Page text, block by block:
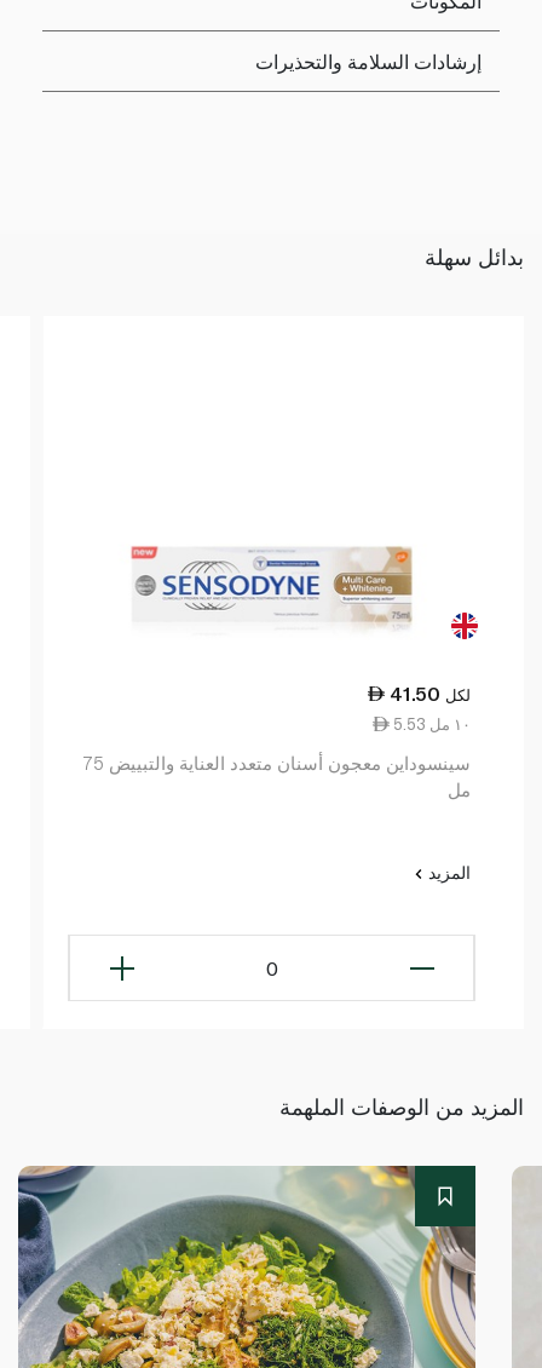
إرشادات السلامة والتحذيرات
بدائل سهلة
41.50 لكل
5.53 ١٠ مل
سينسوداين معجون أسنان متعدد العناية والتبييض 75
مل
المزيد
0
المزيد من الوصفات الملهمة